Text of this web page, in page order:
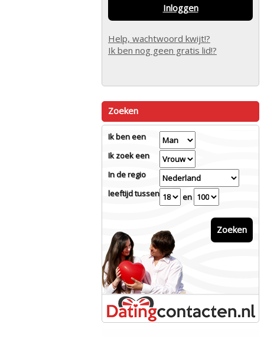
Inloggen
Help, wachtwoord kwijt!?
Ik ben nog geen gratis lid!?
Zoeken
Ik ben een
Ik zoek een
In de regio
leeftijd tussen
en
Zoeken